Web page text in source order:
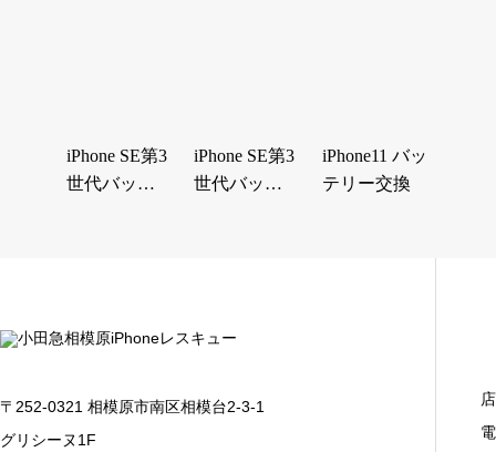
iPhone SE第3
世代バッテ
iPhone SE第3
世代バッテ
iPhone11 バッ
テリー交換
〒252-0321 相模原市南区相模台2-3-1
グリシーヌ1F